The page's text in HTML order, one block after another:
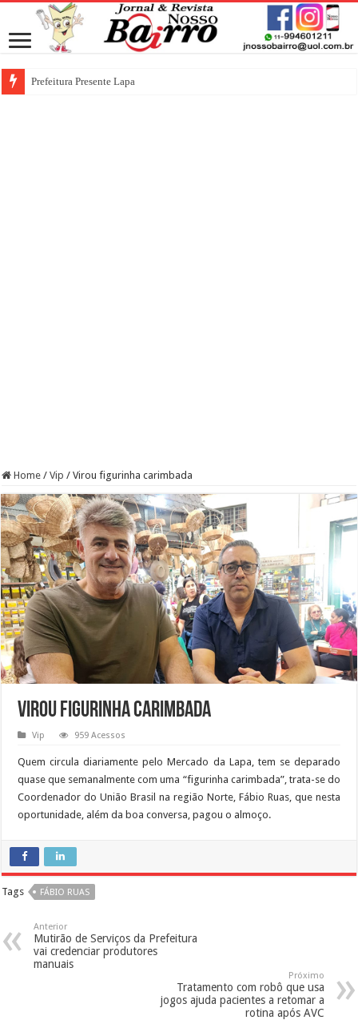
Prefeitura Presente Lapa
Home / Vip / Virou figurinha carimbada
Virou figurinha carimbada
Vip 959 Acessos
Quem circula diariamente pelo Mercado da Lapa, tem se deparado
quase que semanalmente com uma “figurinha carimbada”, trata-se do
Coordenador do União Brasil na região Norte, Fábio Ruas, que nesta
oportunidade, além da boa conversa, pagou o almoço.
Tags FÁBIO RUAS
Anterior
Mutirão de Serviços da Prefeitura
vai credenciar produtores
manuais
Próximo
Tratamento com robô que usa
jogos ajuda pacientes a retomar a
rotina após AVC